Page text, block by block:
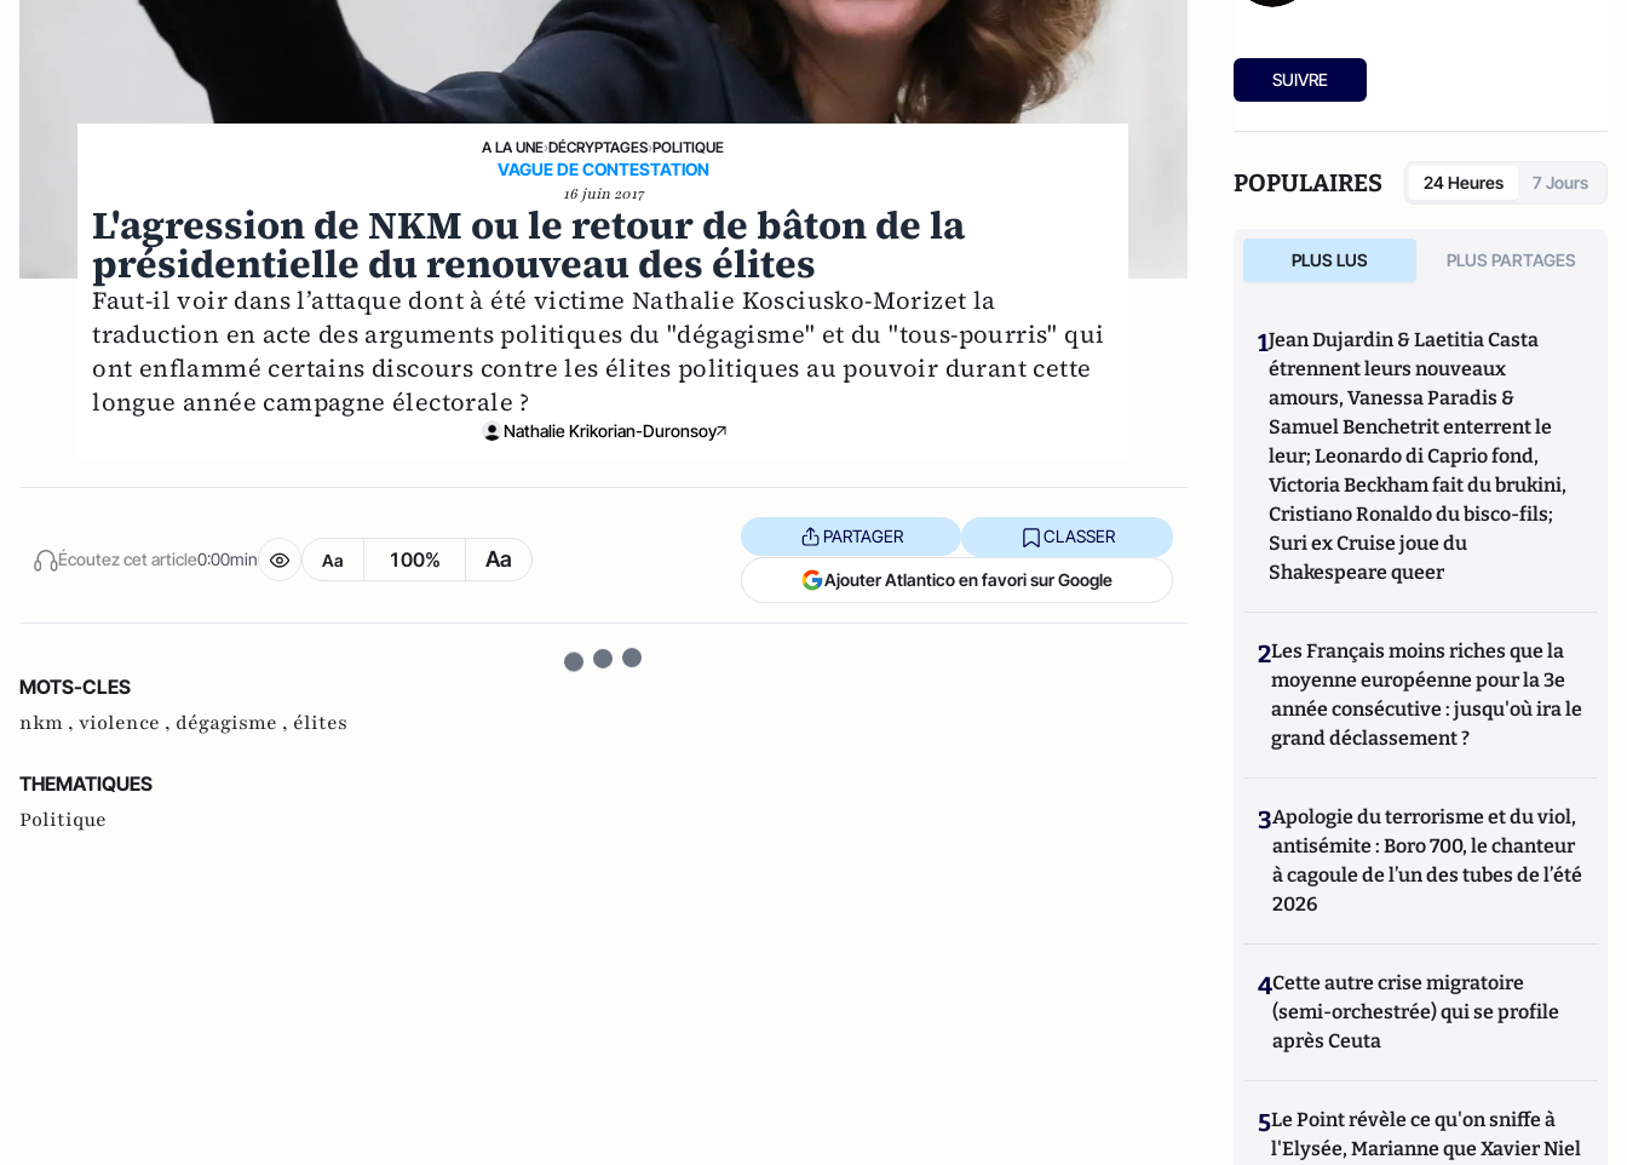
A LA UNE›DÉCRYPTAGES›POLITIQUE
VAGUE DE CONTESTATION
16 juin 2017
L'agression de NKM ou le retour de bâton de la
présidentielle du renouveau des élites
Faut-il voir dans l’attaque dont à été victime Nathalie Kosciusko-Morizet la
traduction en acte des arguments politiques du "dégagisme" et du "tous-pourris" qui
ont enflammé certains discours contre les élites politiques au pouvoir durant cette
longue année campagne électorale ?
Nathalie Krikorian-Duronsoy
Écoutez cet article0:00min Aa 100% Aa
PARTAGER CLASSER
Ajouter Atlantico en favori sur Google
MOTS-CLES
nkm , violence , dégagisme , élites
THEMATIQUES
Politique
SUIVRE
POPULAIRES 24 Heures 7 Jours
PLUS LUS PLUS PARTAGES
1Jean Dujardin & Laetitia Casta
étrennent leurs nouveaux
amours, Vanessa Paradis &
Samuel Benchetrit enterrent le
leur; Leonardo di Caprio fond,
Victoria Beckham fait du brukini,
Cristiano Ronaldo du bisco-fils;
Suri ex Cruise joue du
Shakespeare queer
2Les Français moins riches que la
moyenne européenne pour la 3e
année consécutive : jusqu'où ira le
grand déclassement ?
3Apologie du terrorisme et du viol,
antisémite : Boro 700, le chanteur
à cagoule de l’un des tubes de l’été
2026
4Cette autre crise migratoire
(semi-orchestrée) qui se profile
après Ceuta
5Le Point révèle ce qu'on sniffe à
l'Elysée, Marianne que Xavier Niel